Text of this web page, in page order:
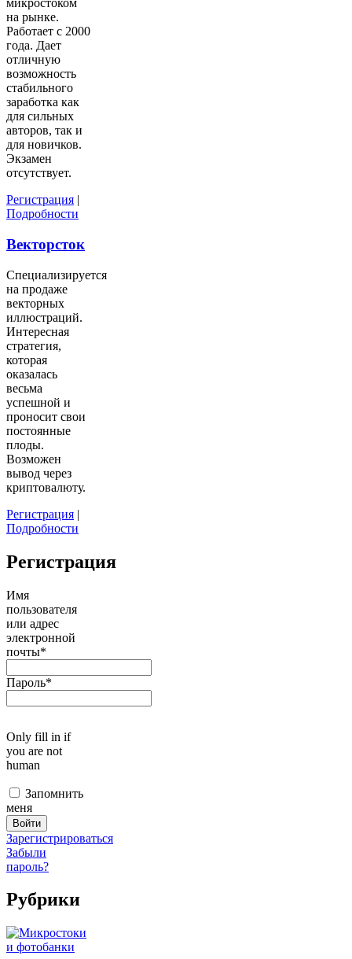
микростоком
на рынке.
Работает с 2000
года. Дает
отличную
возможность
стабильного
заработка как
для сильных
авторов, так и
для новичков.
Экзамен
отсутствует.
Регистрация |
Подробности
Векторсток
Специализируется
на продаже
векторных
иллюстраций.
Интересная
стратегия,
которая
оказалась
весьма
успешной и
проносит свои
постоянные
плоды.
Возможен
вывод через
криптовалюту.
Регистрация |
Подробности
Регистрация
Имя
пользователя
или адрес
электронной
почты*
Пароль*
Only fill in if
you are not
human
Запомнить
меня
Зарегистрироваться
Забыли
пароль?
Рубрики